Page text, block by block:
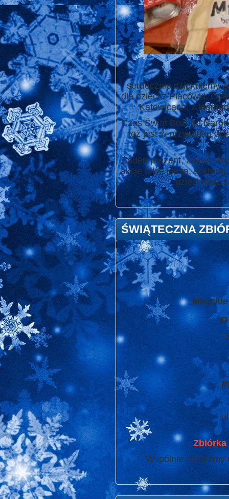
serdecznie dziękujemy
dla dzieci z Placówki
Katowicach, z
Czas Świąt Bożego
też jest w przypadku
Żaden prezent, żaden
akcje takie jak ta, w
dzieci wraz
ŚWIĄTECZNA
Zbiórka
Wspólnie stwórzmy